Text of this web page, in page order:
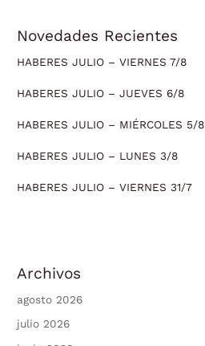
Novedades Recientes
HABERES JULIO – VIERNES 7/8
HABERES JULIO – JUEVES 6/8
HABERES JULIO – MIÉRCOLES 5/8
HABERES JULIO – LUNES 3/8
HABERES JULIO – VIERNES 31/7
Archivos
agosto 2026
julio 2026